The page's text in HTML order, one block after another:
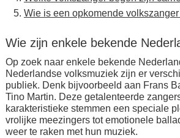
Wie is een opkomende
Wie zijn enkele bekende
Op zoek naar enkele bekende
Nederlandse volksmuziek zijn er
publiek. Denk bijvoorbeeld aan Frans
Tino Martin. Deze getalenteerde
karakteristieke stemmen een speciale
vrolijke meezingers tot emotionele
weer te raken met hun muziek.